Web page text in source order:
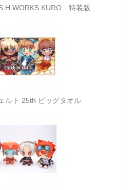
WORKS KURO 特装版
ルト 25th ビッグタオル